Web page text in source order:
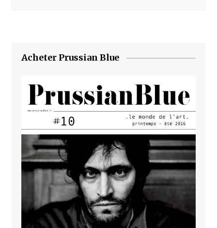
Acheter Prussian Blue